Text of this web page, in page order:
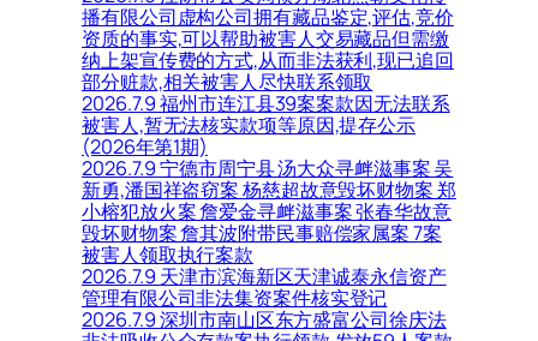
播有限公司虚构公司拥有藏品鉴定,评估,竞价
资质的事实,可以帮助被害人交易藏品但需缴
纳上架宣传费的方式,从而非法获利,现已追回
部分赃款,相关被害人尽快联系领取
2026.7.9 福州市连江县39案案款因无法联系
被害人,暂无法核实款项等原因,提存公示
(2026年第1期)
2026.7.9 宁德市周宁县 汤大众寻衅滋事案 吴
新勇,潘国祥盗窃案 杨慈超故意毁坏财物案 郑
小榕犯放火案 詹爱金寻衅滋事案 张春华故意
毁坏财物案 詹其波附带民事赔偿家属案 7案
被害人领取执行案款
2026.7.9 天津市滨海新区天津诚泰永信资产
管理有限公司非法集资案件核实登记
2026.7.9 深圳市南山区东方盛富公司徐庆法